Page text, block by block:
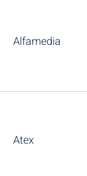
Alfamedia
Atex